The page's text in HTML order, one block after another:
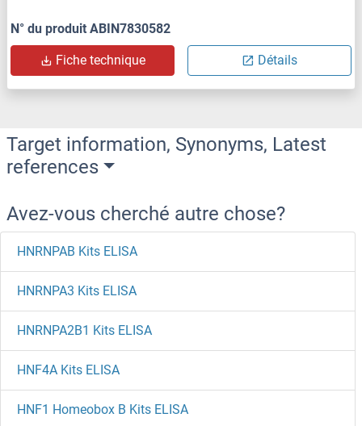
N° du produit ABIN7830582
Fiche technique Détails
Target information, Synonyms, Latest
references
Avez-vous cherché autre chose?
HNRNPAB Kits ELISA
HNRNPA3 Kits ELISA
HNRNPA2B1 Kits ELISA
HNF4A Kits ELISA
HNF1 Homeobox B Kits ELISA